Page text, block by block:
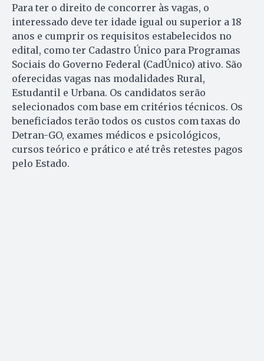
Para ter o direito de concorrer às vagas, o
interessado deve ter idade igual ou superior a 18
anos e cumprir os requisitos estabelecidos no
edital, como ter Cadastro Único para Programas
Sociais do Governo Federal (CadÚnico) ativo. São
oferecidas vagas nas modalidades Rural,
Estudantil e Urbana. Os candidatos serão
selecionados com base em critérios técnicos. Os
beneficiados terão todos os custos com taxas do
Detran-GO, exames médicos e psicológicos,
cursos teórico e prático e até três retestes pagos
pelo Estado.